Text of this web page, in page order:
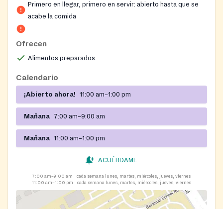
meals must be consumed on-site. The organization
also distributes fresh produce, pantry items, and meat
through additional community distributions. Adults
with disabilities ages 19 and older may also be eligible.
Marlene Findley (770) 806-3700 5/21/2026 8/4/2026
Primero en llegar, primero en servir: abierto hasta que se
acabe la comida
Ofrecen
Alimentos preparados
Calendario
¡Abierto ahora! 11:00 am–1:00 pm
Mañana 7:00 am–9:00 am
Mañana 11:00 am–1:00 pm
ACUÉRDAME
7:00 am–9:00 am
cada semana lunes, martes, miércoles, jueves, viernes
11:00 am–1:00 pm
cada semana lunes, martes, miércoles, jueves, viernes